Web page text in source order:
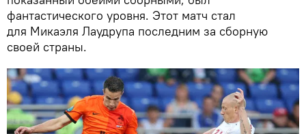
фантастического уровня. Этот матч стал
для Микаэля Лаудрупа последним за сборную
своей страны.